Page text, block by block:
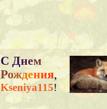
С Днем
Рождения,
Kseniya115!